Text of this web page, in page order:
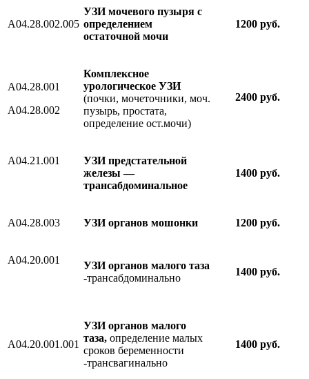
A04.28.002.005
УЗИ мочевого пузыря с
определением
остаточной мочи
1200 руб.
A04.28.001
A04.28.002
Комплексное
урологическое УЗИ
(почки, мочеточники, моч.
пузырь, простата,
определение ост.мочи)
2400 руб.
A04.21.001
УЗИ предстательной
железы —
трансабдоминальное
1400 руб.
A04.28.003 УЗИ органов мошонки 1200 руб.
A04.20.001
УЗИ органов малого таза
-трансабдоминально
1400 руб.
A04.20.001.001
УЗИ органов малого
таза, определение малых
сроков беременности
-трансвагинально
1400 руб.